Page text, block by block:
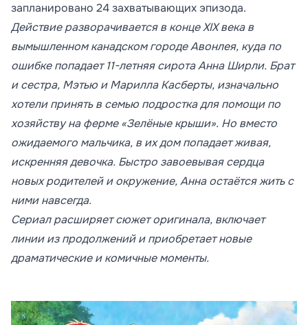
запланировано 24 захватывающих эпизода.
Действие разворачивается в конце XIX века в
вымышленном канадском городе Авонлея, куда по
ошибке попадает 11-летняя сирота Анна Ширли. Брат
и сестра, Мэтью и Марилла Касберты, изначально
хотели принять в семью подростка для помощи по
хозяйству на ферме «Зелёные крыши». Но вместо
ожидаемого мальчика, в их дом попадает живая,
искренняя девочка. Быстро завоевывая сердца
новых родителей и окружение, Анна остаётся жить с
ними навсегда.
Сериал расширяет сюжет оригинала, включает
линии из продолжений и приобретает новые
драматические и комичные моменты.